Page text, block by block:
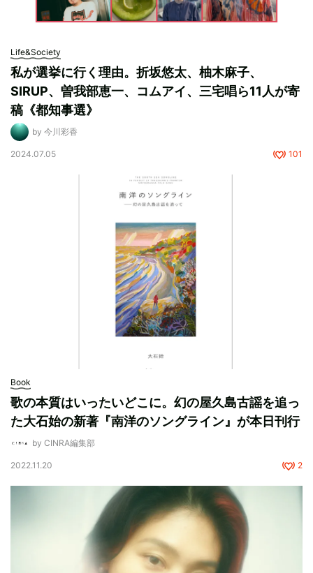
Life&Society
私が選挙に行く理由。折坂悠太、柚木麻子、
SIRUP、曽我部恵一、コムアイ、三宅唱ら11人が寄
稿《都知事選》
by 今川彩香
2024.07.05 101
Book
歌の本質はいったいどこに。幻の屋久島古謡を追っ
た大石始の新著『南洋のソングライン』が本日刊行
by CINRA編集部
2022.11.20 2